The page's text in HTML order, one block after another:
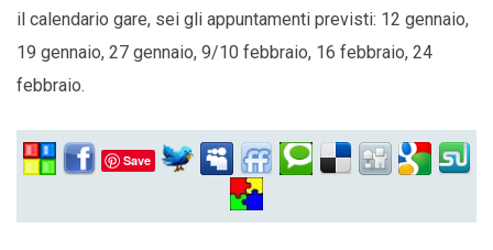
il calendario gare, sei gli appuntamenti previsti: 12 gennaio,
19 gennaio, 27 gennaio, 9/10 febbraio, 16 febbraio, 24
febbraio.
Save